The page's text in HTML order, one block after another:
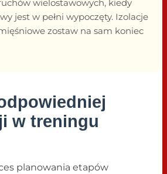
wielostawowych, kiedy
jest w pełni wypoczęty. Izolacje
zostaw na sam koniec
w treningu
planowania etapów